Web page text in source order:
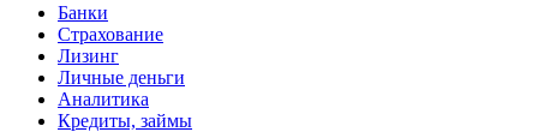
Банки
Страхование
Лизинг
Личные деньги
Аналитика
Кредиты, займы